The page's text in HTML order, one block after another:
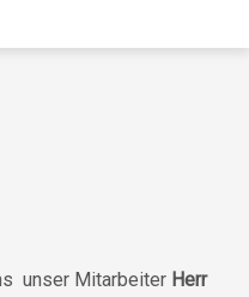
unser Mitarbeiter Herr